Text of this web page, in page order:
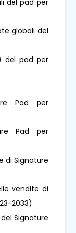
globali del
del pad per
Pad per
Pad per
di Signature
vendite di
2033)
Signature